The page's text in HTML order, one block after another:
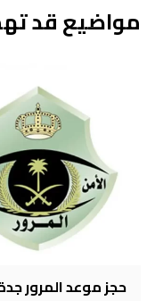
مواضيع قد
حجز موعد المرور جدة 1446 عبر